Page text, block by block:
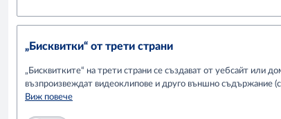
„Бисквитки“ от трети страни
„Бисквитките“ на трети страни се създават от уебсайт или
възпроизвеждат видеоклипове и друго външно съдържание
Виж повече